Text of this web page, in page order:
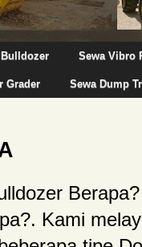
Sewa Vibro
Grader Sewa Dump
Kami